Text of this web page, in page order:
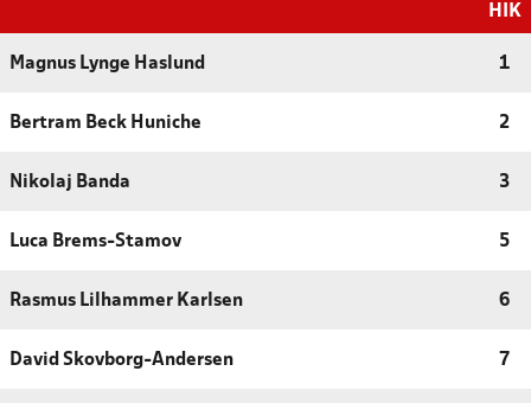
HIK
Magnus Lynge Haslund 1
Bertram Beck Huniche 2
Nikolaj Banda 3
Luca Brems-Stamov 5
Rasmus Lilhammer Karlsen 6
David Skovborg-Andersen 7